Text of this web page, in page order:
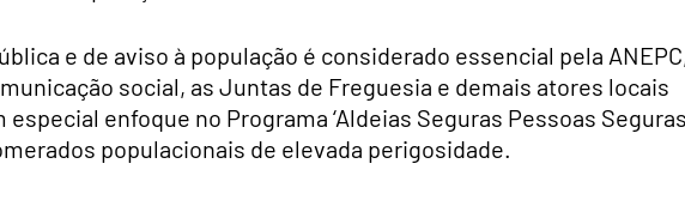
e de aviso à população é considerado essencial pela
social, as Juntas de Freguesia e demais atores locais
enfoque no Programa ‘Aldeias Seguras Pessoas
populacionais de elevada perigosidade.